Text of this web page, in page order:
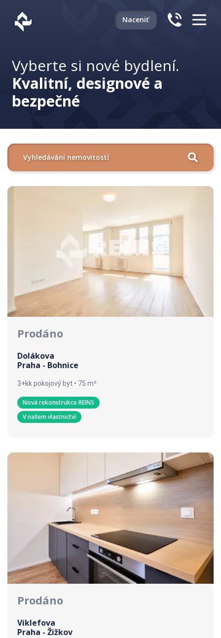
Naceniť
Vyberte si nové bydlení.
Kvalitní, designové a
bezpečné
Vyhledávání nemovitostí
Prodáno
Dolákova
Praha - Bohnice
3+kk pokojový byt • 75 m²
Nová rekonstrukce REINS
V našem vlastnictví
Prodáno
Viklefova
Praha - Žižkov